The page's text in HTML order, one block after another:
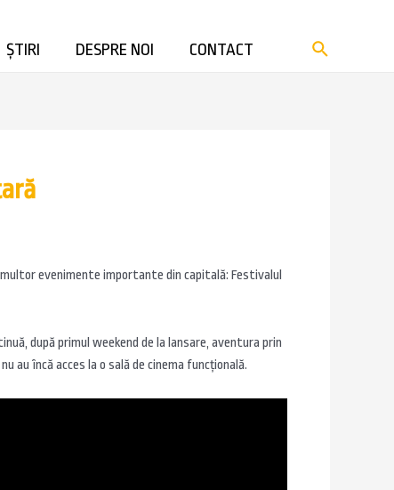
ȘTIRI DESPRE NOI CONTACT
evenimente importante din capitală: Festivalul
după primul weekend de la lansare, aventura prin
au încă acces la o sală de cinema funcțională.